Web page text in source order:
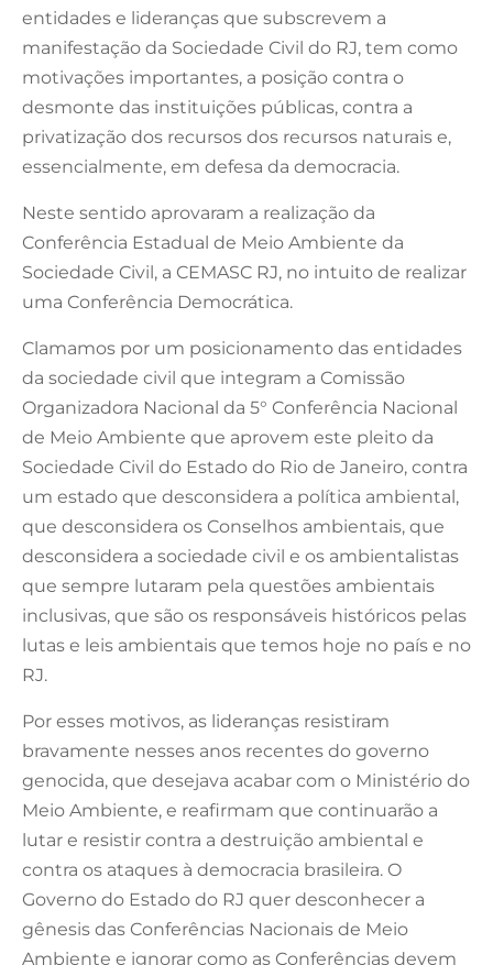
entidades e lideranças que subscrevem a
manifestação da Sociedade Civil do RJ, tem como
motivações importantes, a posição contra o
desmonte das instituições públicas, contra a
privatização dos recursos dos recursos naturais e,
essencialmente, em defesa da democracia.
Neste sentido aprovaram a realização da
Conferência Estadual de Meio Ambiente da
Sociedade Civil, a CEMASC RJ, no intuito de realizar
uma Conferência Democrática.
Clamamos por um posicionamento das entidades
da sociedade civil que integram a Comissão
Organizadora Nacional da 5° Conferência Nacional
de Meio Ambiente que aprovem este pleito da
Sociedade Civil do Estado do Rio de Janeiro, contra
um estado que desconsidera a política ambiental,
que desconsidera os Conselhos ambientais, que
desconsidera a sociedade civil e os ambientalistas
que sempre lutaram pela questões ambientais
inclusivas, que são os responsáveis históricos pelas
lutas e leis ambientais que temos hoje no país e no
RJ.
Por esses motivos, as lideranças resistiram
bravamente nesses anos recentes do governo
genocida, que desejava acabar com o Ministério do
Meio Ambiente, e reafirmam que continuarão a
lutar e resistir contra a destruição ambiental e
contra os ataques à democracia brasileira. O
Governo do Estado do RJ quer desconhecer a
gênesis das Conferências Nacionais de Meio
Ambiente e ignorar como as Conferências devem